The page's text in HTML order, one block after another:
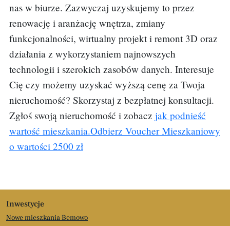
nas w biurze. Zazwyczaj uzyskujemy to przez
renowację i aranżację wnętrza, zmiany
funkcjonalności, wirtualny projekt i remont 3D oraz
działania z wykorzystaniem najnowszych
technologii i szerokich zasobów danych. Interesuje
Cię czy możemy uzyskać wyższą cenę za Twoja
nieruchomość? Skorzystaj z bezpłatnej konsultacji.
Zgłoś swoją nieruchomość i zobacz jak podnieść
wartość mieszkania.Odbierz Voucher Mieszkaniowy
o wartości 2500 zł
Inwestycje
Nowe mieszkania Bemowo